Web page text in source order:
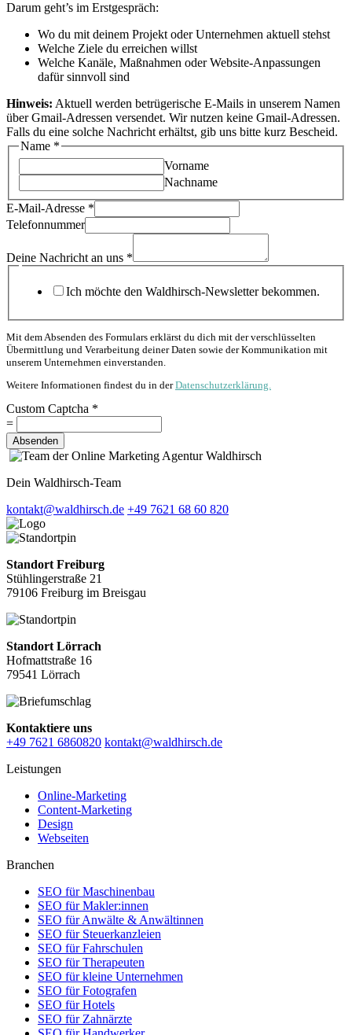
Darum geht’s im Erstgespräch:
Wo du mit deinem Projekt oder Unternehmen aktuell stehst
Welche Ziele du erreichen willst
Welche Kanäle, Maßnahmen oder Website-Anpassungen
dafür sinnvoll sind
Hinweis: Aktuell werden betrügerische E-Mails in unserem Namen
über Gmail-Adressen versendet. Wir nutzen keine Gmail-Adressen.
Falls du eine solche Nachricht erhältst, gib uns bitte kurz Bescheid.
Name *
Vorname
Nachname
E-Mail-Adresse *
Nachricht
uns
Telefonnummer
Deine Nachricht an uns *
Ich möchte den Waldhirsch-Newsletter bekommen.
Mit dem Absenden des Formulars erklärst du dich mit der verschlüsselten
Übermittlung und Verarbeitung deiner Daten sowie der Kommunikation mit
unserem Unternehmen einverstanden.
Weitere Informationen findest du in derDatenschutzerklärung.
Custom Captcha *
=
Absenden
Dein Waldhirsch-Team
kontakt@waldhirsch.de +49 7621 68 60 820
Standort Freiburg
Stühlingerstraße 21
79106 Freiburg im Breisgau
Standort Lörrach
Hofmattstraße 16
79541 Lörrach
Kontaktiere uns
+49 7621 6860820 kontakt@waldhirsch.de
Leistungen
Online-Marketing
Content-Marketing
Design
Webseiten
Branchen
SEO für Maschinenbau
SEO für Makler:innen
SEO für Anwälte & Anwältinnen
SEO für Steuerkanzleien
SEO für Fahrschulen
SEO für Therapeuten
SEO für kleine Unternehmen
SEO für Fotografen
SEO für Hotels
SEO für Zahnärzte